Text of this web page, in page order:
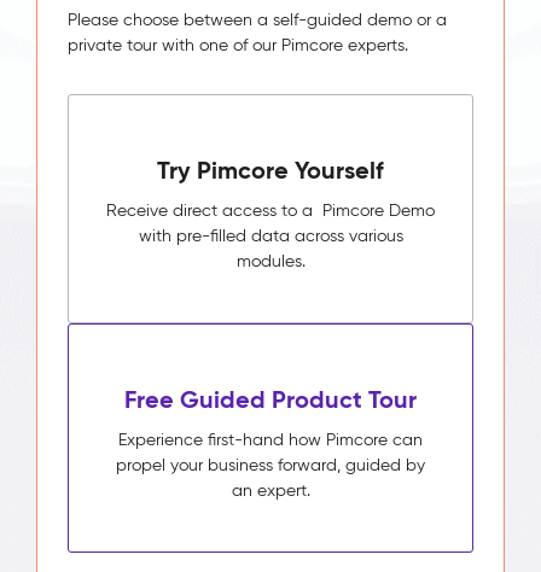
Please choose between a self-guided demo or a
private tour with one of our Pimcore experts.
Try Pimcore Yourself
Receive direct access to a Pimcore Demo
with pre-filled data across various
modules.
Free Guided Product Tour
Experience first-hand how Pimcore can
propel your business forward, guided by
an expert.